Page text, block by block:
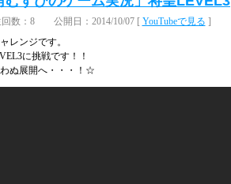
回数：8 公開日：2014/10/07 [ YouTubeで見る ]
レンジです。
に挑戦です！！
ぬ展開へ・・・！☆